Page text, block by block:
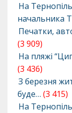
На
начальника
Печатки,
(3 909)
На пляжі
(3 436)
З березня
буде… (3 415)
На